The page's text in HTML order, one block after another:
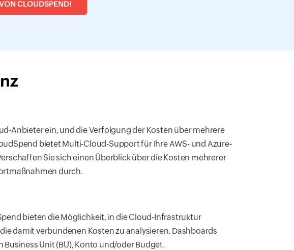
CLOUDSPEND!
Anbieter ein, und die Verfolgung der Kosten über mehrere
bietet Multi-Cloud-Support für Ihre AWS- und Azure-
Sie sich einen Überblick über die Kosten mehrerer
durch.
bieten die Möglichkeit, in die Cloud-Infrastruktur
damit verbundenen Kosten zu analysieren. Dashboards
Unit (BU), Konto und/oder Budget.